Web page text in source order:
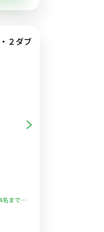
２ダブ
まで】